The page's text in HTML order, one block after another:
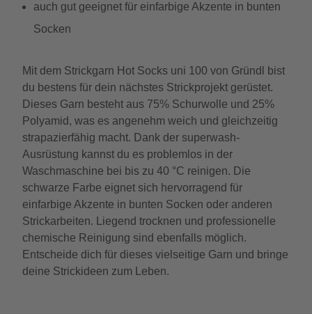
auch gut geeignet für einfarbige Akzente in bunten
Socken
Mit dem Strickgarn Hot Socks uni 100 von Gründl bist
du bestens für dein nächstes Strickprojekt gerüstet.
Dieses Garn besteht aus 75% Schurwolle und 25%
Polyamid, was es angenehm weich und gleichzeitig
strapazierfähig macht. Dank der superwash-
Ausrüstung kannst du es problemlos in der
Waschmaschine bei bis zu 40 °C reinigen. Die
schwarze Farbe eignet sich hervorragend für
einfarbige Akzente in bunten Socken oder anderen
Strickarbeiten. Liegend trocknen und professionelle
chemische Reinigung sind ebenfalls möglich.
Entscheide dich für dieses vielseitige Garn und bringe
deine Strickideen zum Leben.